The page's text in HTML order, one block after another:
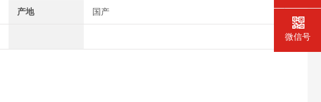
产地 国产
微信号